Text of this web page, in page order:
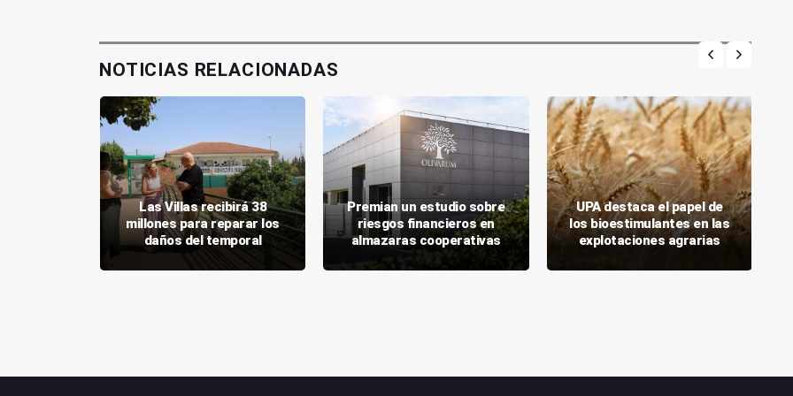
NOTICIAS RELACIONADAS
Las Villas recibirá 38
millones para reparar los
daños del temporal
Premian un estudio sobre
riesgos financieros en
almazaras cooperativas
UPA destaca el papel de
los bioestimulantes en las
explotaciones agrarias